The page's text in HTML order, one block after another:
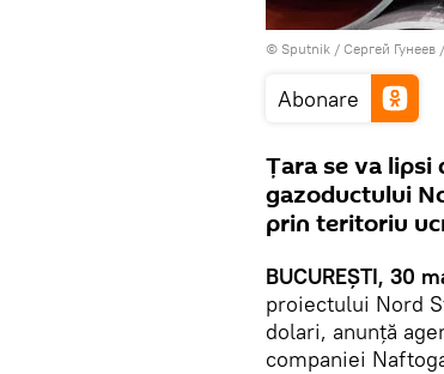
© Sputnik / Сергей Гунеев /
Abonare
Țara se va lipsi
gazoductului
prin teritoriu
BUCUREȘTI, 30
proiectului Nord
dolari, anunță
companiei